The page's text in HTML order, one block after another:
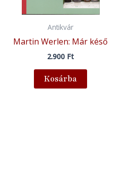
Antikvár
Martin Werlen: Már késő
2.900 Ft
Kosárba